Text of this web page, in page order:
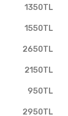
1350TL
1550TL
2650TL
2150TL
950TL
2950TL